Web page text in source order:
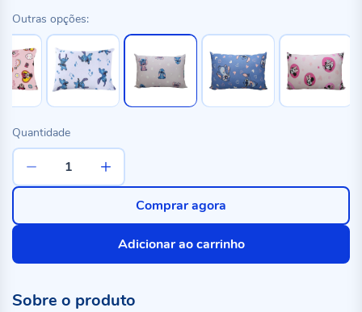
Outras opções:
Quantidade
Adicionar ao carrinho
Comprar agora
Sobre o produto